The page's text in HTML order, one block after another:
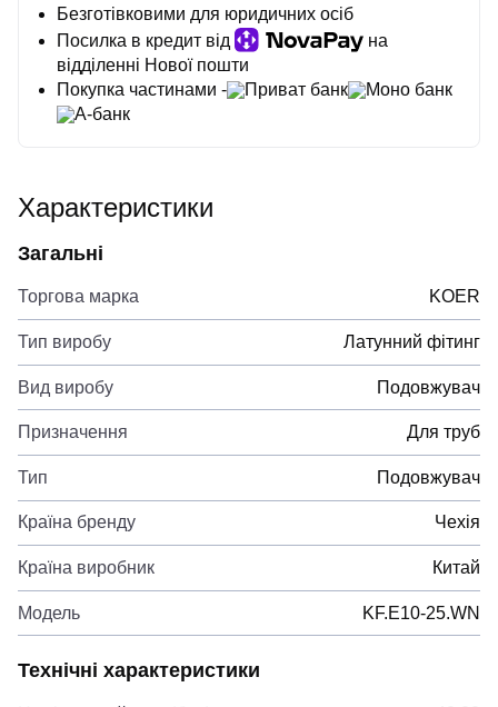
Безготівковими для юридичних осіб
Посилка в кредит від
на
відділенні Нової пошти
Покупка частинами -
Приват банк
Моно банк
А-банк
Характеристики
Загальні
Торгова марка KOER
Тип виробу Латунний фітинг
Вид виробу Подовжувач
Призначення Для труб
Тип Подовжувач
Країна бренду Чехія
Країна виробник Китай
Модель KF.E10-25.WN
Технічні характеристики